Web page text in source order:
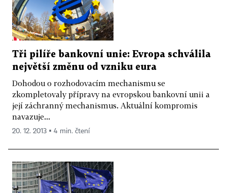
Tři pilíře bankovní unie: Evropa schválila
největší změnu od vzniku eura
Dohodou o rozhodovacím mechanismu se
zkompletovaly přípravy na evropskou bankovní unii a
její záchranný mechanismus. Aktuální kompromis
navazuje...
20. 12. 2013 ▪ 4 min. čtení